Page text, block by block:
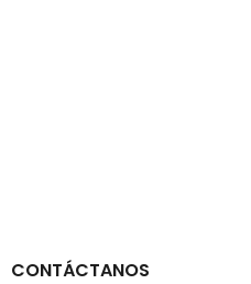
CONTÁCTANOS